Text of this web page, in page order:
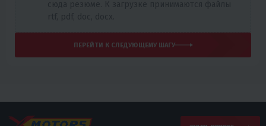
ПЕРЕЙТИ К СЛЕДУЮЩЕМУ ШАГУ